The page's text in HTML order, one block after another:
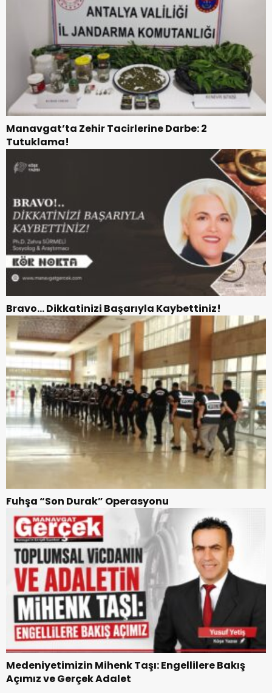
Manavgat’ta Zehir Tacirlerine Darbe: 2
Tutuklama!
Bravo… Dikkatinizi Başarıyla Kaybettiniz!
Fuhşa “Son Durak” Operasyonu
Medeniyetimizin Mihenk Taşı: Engellilere Bakış
Açımız ve Gerçek Adalet